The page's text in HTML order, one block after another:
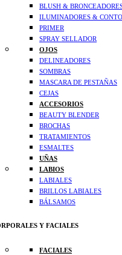
BLUSH &
ILUMINADORES &
PRIMER
SPRAY SELLADOR
OJOS
DELINEADORES
SOMBRAS
MASCARA DE PESTAÑAS
CEJAS
ACCESORIOS
BEAUTY BLENDER
BROCHAS
TRATAMIENTOS
ESMALTES
UÑAS
LABIOS
LABIALES
BRILLOS LABIALES
BÁLSAMOS
Y FACIALES
FACIALES